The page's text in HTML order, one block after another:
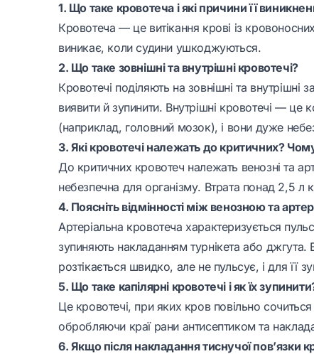
1. Що таке кровотеча і які причини її
Кровотеча — це витікання крові із
виникає, коли судини ушкоджуються.
2. Що таке зовнішні та внутрішні кровотечі?
Кровотечі поділяють на зовнішні та
виявити й зупинити. Внутрішні кровотечі — це
(наприклад, головний мозок), і вони дуже
3. Які кровотечі належать до критичних?
До критичних кровотеч належать венозні та
небезпечна для організму. Втрата понад 2,5 л
4. Поясніть відмінності між венозною та
Артеріальна кровотеча характеризується
зупиняють накладанням турнікета або
розтікається швидко, але не пульсує, і для її
5. Що таке капілярні кровотечі і як їх
Це кровотечі, при яких кров повільно
обробляючи краї рани антисептиком та
6. Якщо після накладання тиснучої пов’язки